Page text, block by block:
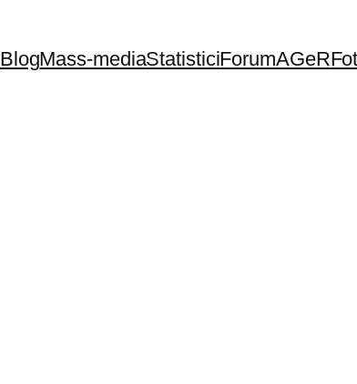
BlogMass-mediaStatisticiForumAGeR